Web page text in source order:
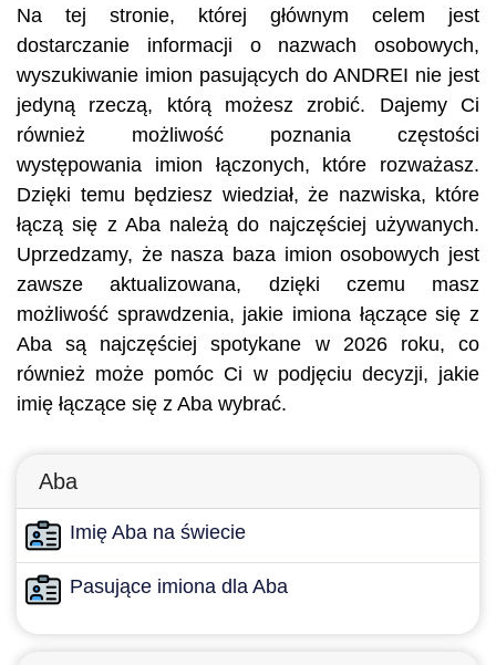
Na tej stronie, której głównym celem jest
dostarczanie informacji o nazwach osobowych,
wyszukiwanie imion pasujących do ANDREI nie jest
jedyną rzeczą, którą możesz zrobić. Dajemy Ci
również możliwość poznania częstości
występowania imion łączonych, które rozważasz.
Dzięki temu będziesz wiedział, że nazwiska, które
łączą się z Aba należą do najczęściej używanych.
Uprzedzamy, że nasza baza imion osobowych jest
zawsze aktualizowana, dzięki czemu masz
możliwość sprawdzenia, jakie imiona łączące się z
Aba są najczęściej spotykane w 2026 roku, co
również może pomóc Ci w podjęciu decyzji, jakie
imię łączące się z Aba wybrać.
Aba
Imię Aba na świecie
Pasujące imiona dla Aba